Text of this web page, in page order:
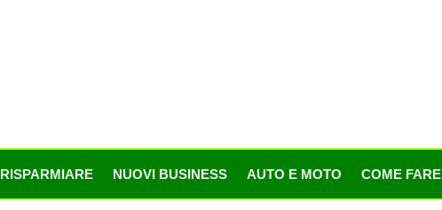
RISPARMIARE NUOVI BUSINESS AUTO E MOTO COME FARE